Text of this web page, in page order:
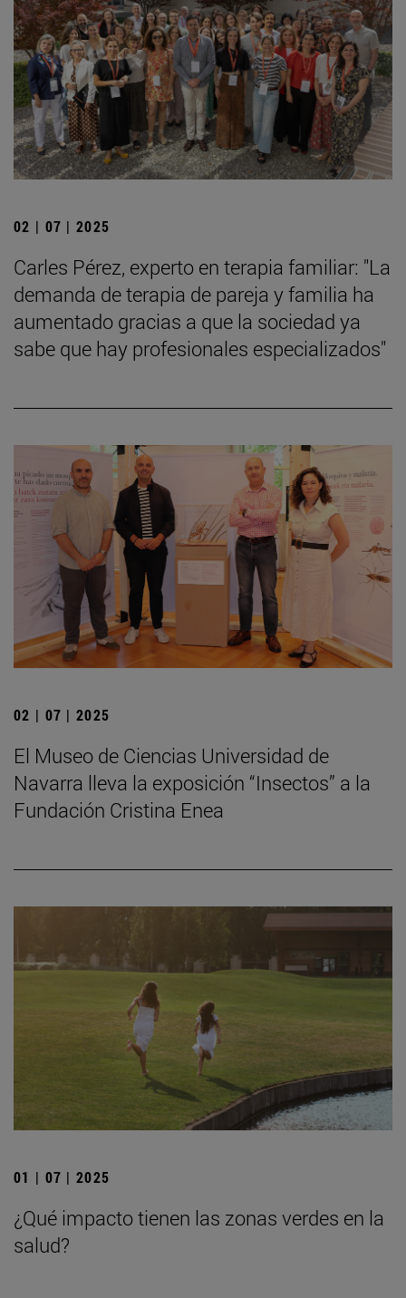
02 | 07 | 2025
Carles Pérez, experto en terapia familiar: "La
demanda de terapia de pareja y familia ha
aumentado gracias a que la sociedad ya
sabe que hay profesionales especializados"
02 | 07 | 2025
El Museo de Ciencias Universidad de
Navarra lleva la exposición “Insectos” a la
Fundación Cristina Enea
01 | 07 | 2025
¿Qué impacto tienen las zonas verdes en la
salud?